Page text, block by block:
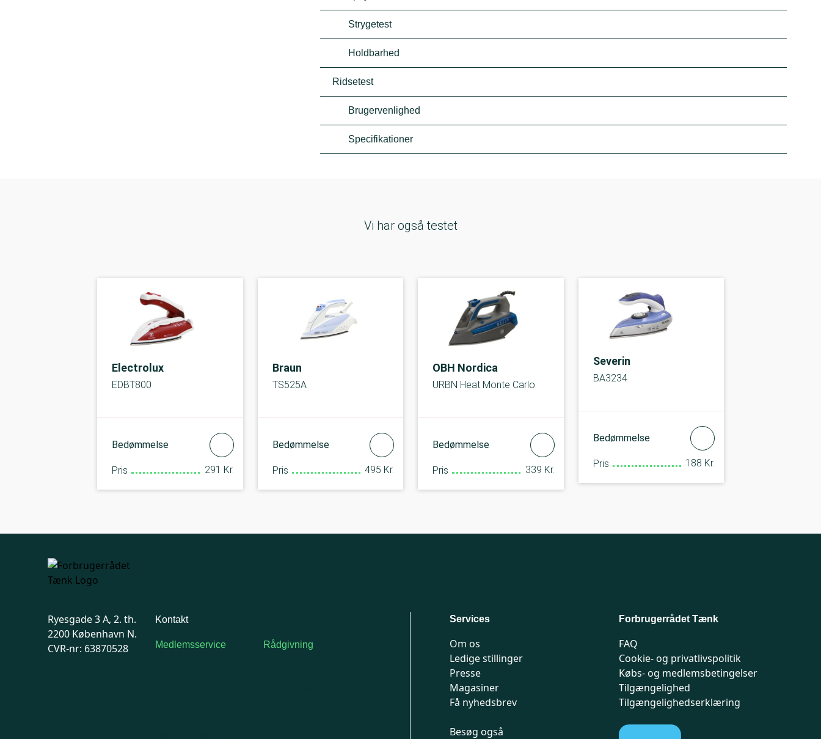
Strygetest
Holdbarhed
Ridsetest
Brugervenlighed
Specifikationer
Vi har også testet
Electrolux
EDBT800
Bedømmelse
Pris 291 Kr.
Braun
TS525A
Bedømmelse
Pris 495 Kr.
OBH Nordica
URBN Heat Monte Carlo
Bedømmelse
Pris 339 Kr.
Severin
BA3234
Bedømmelse
Pris 188 Kr.
Ryesgade 3 A, 2. th.
2200 København N.
CVR-nr: 63870528
Kontakt
Medlemsservice Rådgivning
Services
Om os
Ledige stillinger
Presse
Magasiner
Få nyhedsbrev
Besøg også
Forbrugerrådet Tænk
FAQ
Cookie- og privatlivspolitik
Købs- og medlemsbetingelser
Tilgængelighed
Tilgængelighedserklæring